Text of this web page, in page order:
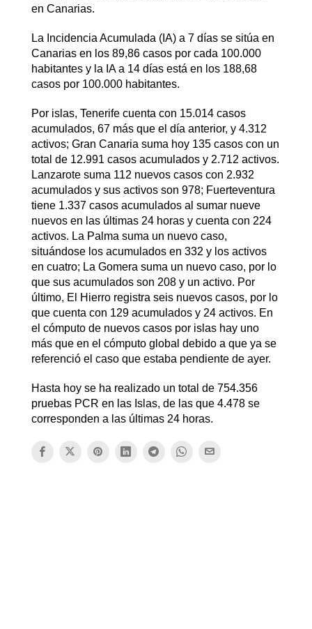
en Canarias.
La Incidencia Acumulada (IA) a 7 días se sitúa en
Canarias en los 89,86 casos por cada 100.000
habitantes y la IA a 14 días está en los 188,68
casos por 100.000 habitantes.
Por islas, Tenerife cuenta con 15.014 casos
acumulados, 67 más que el día anterior, y 4.312
activos; Gran Canaria suma hoy 135 casos con un
total de 12.991 casos acumulados y 2.712 activos.
Lanzarote suma 112 nuevos casos con 2.932
acumulados y sus activos son 978; Fuerteventura
tiene 1.337 casos acumulados al sumar nueve
nuevos en las últimas 24 horas y cuenta con 224
activos. La Palma suma un nuevo caso,
situándose los acumulados en 332 y los activos
en cuatro; La Gomera suma un nuevo caso, por lo
que sus acumulados son 208 y un activo. Por
último, El Hierro registra seis nuevos casos, por lo
que cuenta con 129 acumulados y 24 activos. En
el cómputo de nuevos casos por islas hay uno
más que en el cómputo global debido a que ya se
referenció el caso que estaba pendiente de ayer.
Hasta hoy se ha realizado un total de 754.356
pruebas PCR en las Islas, de las que 4.478 se
corresponden a las últimas 24 horas.